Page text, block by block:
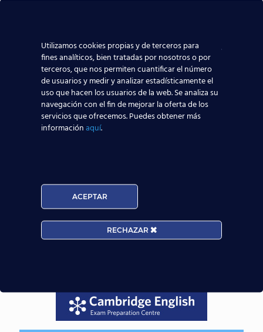
formados para realizar su labor de manera correcta. Por
esto, te ofrecemos elcurso Técnico Cualificado de
Aeropuertos, que te acredita con un Certificado de
Profesionalidadexpedido por tuComunidad Autónoma
de las competencias necesarias para trabajar en
cualquier aeropuerto de la zona europea. ¡Las
oportunidades detrabajaren elsector aeronáutico
paran devolar!
Utilizamos cookies propias y de terceros para
fines analíticos, bien tratadas por nosotros o por
terceros, que nos permiten cuantificar el número
de usuarios y medir y analizar estadísticamente el
uso que hacen los usuarios de la web. Se analiza su
navegación con el fin de mejorar la oferta de los
servicios que ofrecemos. Puedes obtener más
informaciónaquí.
ACEPTAR
RECHAZAR